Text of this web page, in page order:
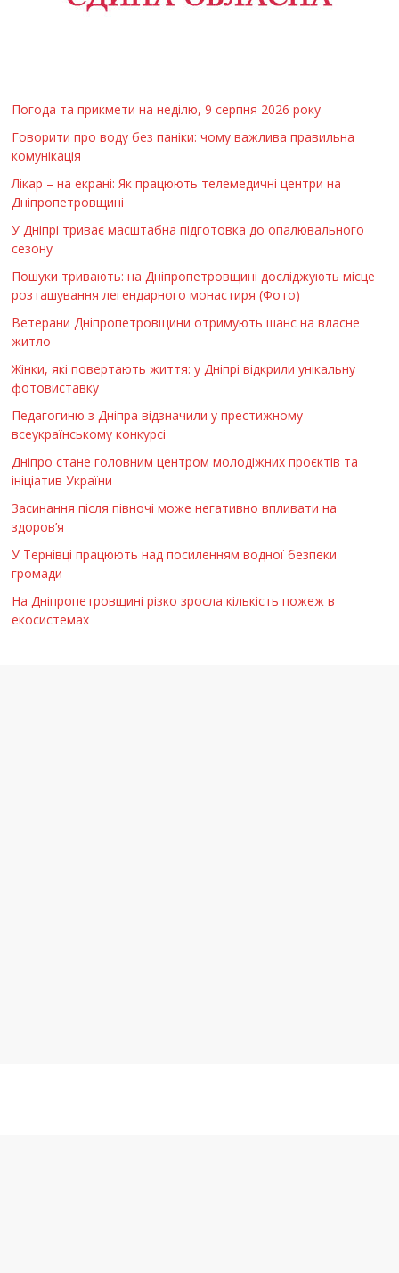
Погода та прикмети на неділю, 9 серпня 2026 року
Говорити про воду без паніки: чому важлива правильна
комунікація
Лікар – на екрані: Як працюють телемедичні центри на
Дніпропетровщині
У Дніпрі триває масштабна підготовка до опалювального
сезону
Пошуки тривають: на Дніпропетровщині досліджують місце
розташування легендарного монастиря (Фото)
Ветерани Дніпропетровщини отримують шанс на власне
житло
Жінки, які повертають життя: у Дніпрі відкрили унікальну
фотовиставку
Педагогиню з Дніпра відзначили у престижному
всеукраїнському конкурсі
Дніпро стане головним центром молодіжних проєктів та
ініціатив України
Засинання після півночі може негативно впливати на
здоров’я
У Тернівці працюють над посиленням водної безпеки
громади
На Дніпропетровщині різко зросла кількість пожеж в
екосистемах